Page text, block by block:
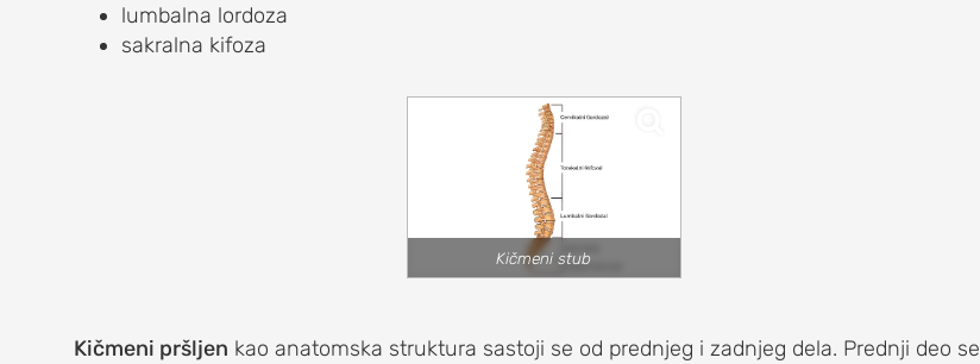
žbice)
lumbalna lordoza
sakralna kifoza
Kičmeni stub
Kičmeni pršljen kao anatomska struktura sastoji se od prednjeg i zadnjeg dela. Prednji deo se